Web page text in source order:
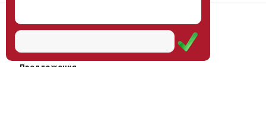
Научная школа
Услуги
Предложения